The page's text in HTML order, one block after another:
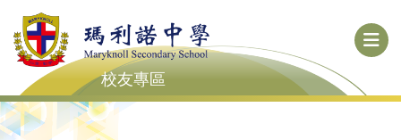
校友專區